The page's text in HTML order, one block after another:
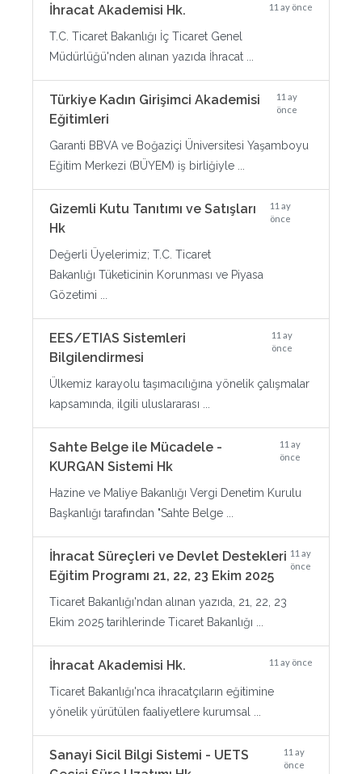
İhracat Akademisi Hk. 11 ay önce
T.C. Ticaret Bakanlığı İç Ticaret Genel
Müdürlüğü'nden alınan yazıda İhracat ...
Türkiye Kadın Girişimci Akademisi
Eğitimleri
11 ay
önce
Garanti BBVA ve Boğaziçi Üniversitesi Yaşamboyu
Eğitim Merkezi (BÜYEM) iş birliğiyle ...
Gizemli Kutu Tanıtımı ve Satışları
Hk
11 ay
önce
Değerli Üyelerimiz; T.C. Ticaret
Bakanlığı Tüketicinin Korunması ve Piyasa
Gözetimi ...
EES/ETIAS Sistemleri
Bilgilendirmesi
11 ay
önce
Ülkemiz karayolu taşımacılığına yönelik çalışmalar
kapsamında, ilgili uluslararası ...
Sahte Belge ile Mücadele -
KURGAN Sistemi Hk
11 ay
önce
Hazine ve Maliye Bakanlığı Vergi Denetim Kurulu
Başkanlığı tarafından "Sahte Belge ...
İhracat Süreçleri ve Devlet Destekleri
Eğitim Programı 21, 22, 23 Ekim 2025
11 ay
önce
Ticaret Bakanlığı'ndan alınan yazıda, 21, 22, 23
Ekim 2025 tarihlerinde Ticaret Bakanlığı ...
İhracat Akademisi Hk. 11 ay önce
Ticaret Bakanlığı'nca ihracatçıların eğitimine
yönelik yürütülen faaliyetlere kurumsal ...
Sanayi Sicil Bilgi Sistemi - UETS
11 ay
önce